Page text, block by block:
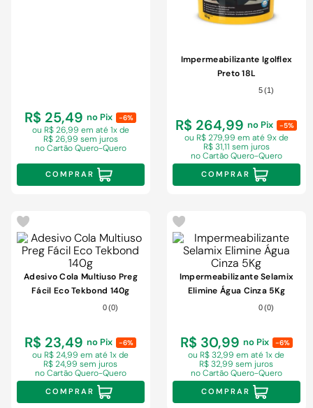
R$ 25,49 no Pix -6%
ou R$ 26,99 em até 1x de
R$ 26,99 sem juros
no Cartão Quero-Quero
COMPRAR
Impermeabilizante Igolflex
Preto 18L
5 (1)
R$ 264,99 no Pix -5%
ou R$ 279,99 em até 9x de
R$ 31,11 sem juros
no Cartão Quero-Quero
COMPRAR
Adesivo Cola Multiuso Preg
Fácil Eco Tekbond 140g
0 (0)
R$ 23,49 no Pix -6%
ou R$ 24,99 ematé 1x de
R$ 24,99 sem juros
no Cartão Quero-Quero
COMPRAR
Impermeabilizante Selamix
Elimine Água Cinza 5Kg
0 (0)
R$ 30,99 no Pix -6%
ou R$ 32,99 ematé 1x de
R$ 32,99 sem juros
no Cartão Quero-Quero
COMPRAR